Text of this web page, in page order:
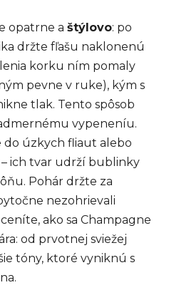
opatrne a štýlovo: po
držte fľašu naklonenú
korku ním pomaly
pevne v ruke), kým s
tlak. Tento spôsob
vypeneníu.
úzkych fliaut alebo
ich tvar udrží bublinky
Pohár držte za
nezohrievali
ako sa Champagne
od prvotnej sviežej
tóny, ktoré vyniknú s